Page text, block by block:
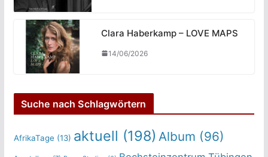
Clara Haberkamp – LOVE MAPS
14/06/2026
Suche nach Schlagwörtern
AfrikaTage (13) aktuell (198) Album (96)